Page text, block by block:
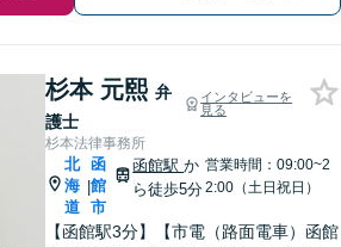
杉本 元熙 弁
護士
インタビューを
見る
杉本法律事務所
北
海
道
|
函
館
市
函館駅か
ら徒歩5分
営業時間：09:00~2
2:00（土日祝日）
【函館駅3分】【市電（路面電車）函館